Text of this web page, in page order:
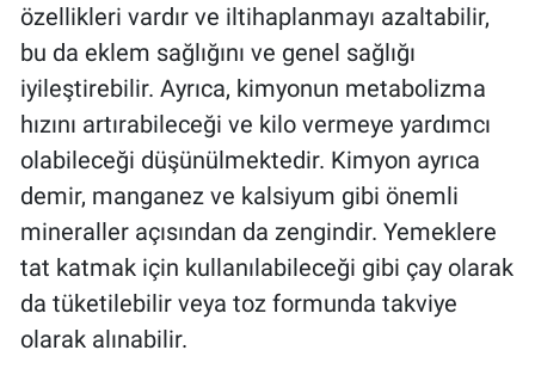
özellikleri vardır ve iltihaplanmayı azaltabilir,
bu da eklem sağlığını ve genel sağlığı
iyileştirebilir. Ayrıca, kimyonun metabolizma
hızını artırabileceği ve kilo vermeye yardımcı
olabileceği düşünülmektedir. Kimyon ayrıca
demir, manganez ve kalsiyum gibi önemli
mineraller açısından da zengindir. Yemeklere
tat katmak için kullanılabileceği gibi çay olarak
da tüketilebilir veya toz formunda takviye
olarak alınabilir.